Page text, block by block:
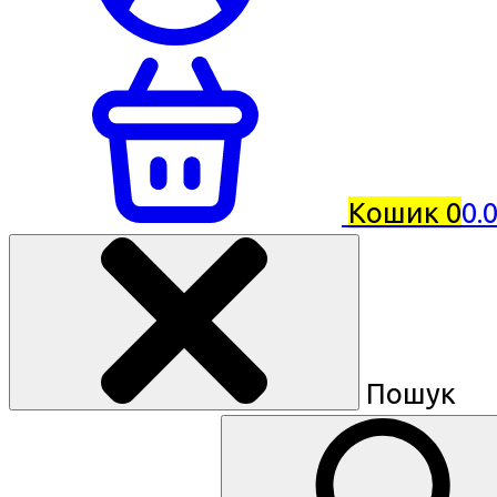
Кошик 0
Пошук